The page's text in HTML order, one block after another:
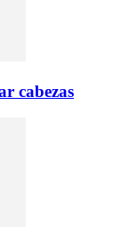
cabezas